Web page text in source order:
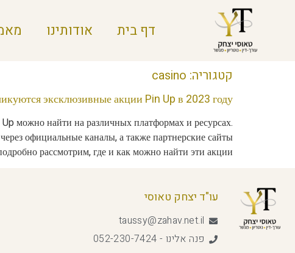
דף בית אודותינו
קטגוריה: casino
эксклюзивные акции Pin Up в 2023 году?
можно найти на различных платформах и ресурсах.
официальные каналы, а также партнерские сайты
рассмотрим, где и как можно найти эти акции, […]
עו"ד יצחק טאוסי
taussy@zahav.net.il
פנה אלינו - 052-230-7424